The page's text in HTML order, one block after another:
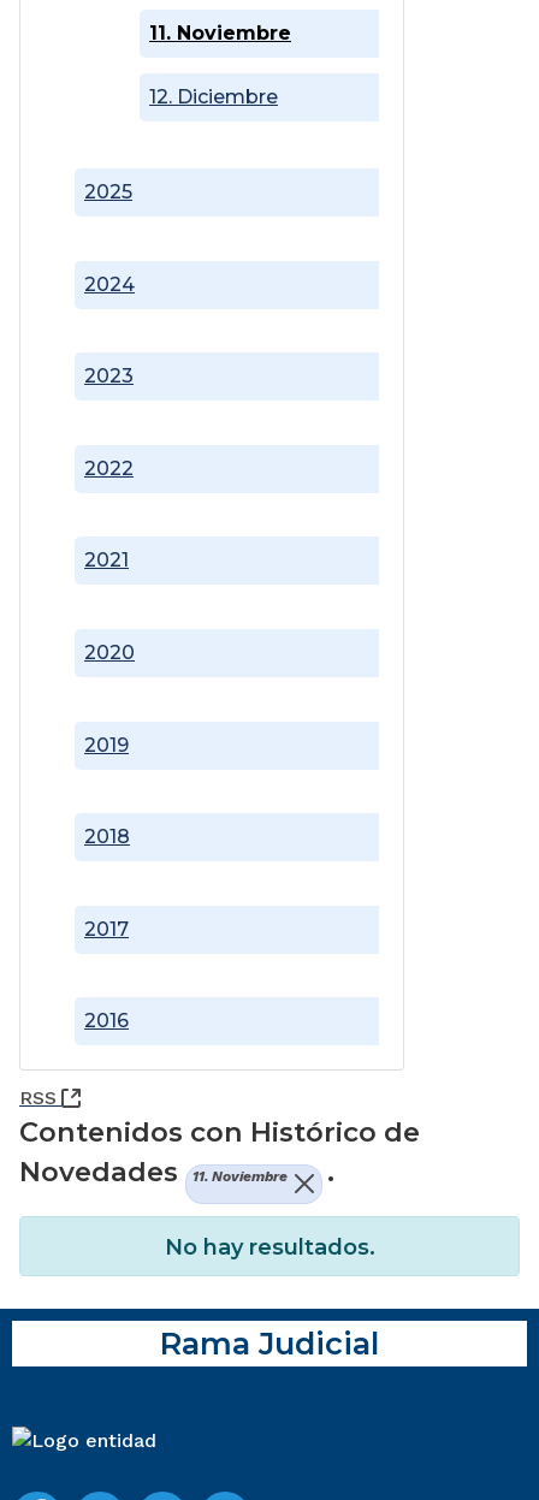
2016
2017
2018
2019
2020
2021
2022
2023
2024
2025
11. Noviembre
12. Diciembre
RSS (Abre una nueva ventana)
Contenidos con Histórico de
Novedades
11. Noviembre .
No hay resultados.
Rama Judicial